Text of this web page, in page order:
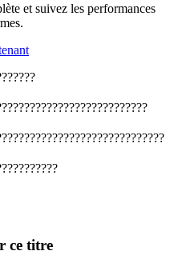
et suivez les performances
ce titre